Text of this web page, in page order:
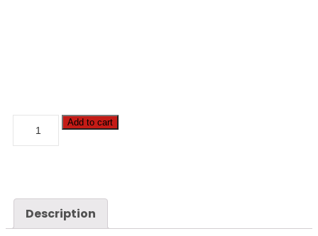
Puma
213hp
quantity
Add to cart
Description